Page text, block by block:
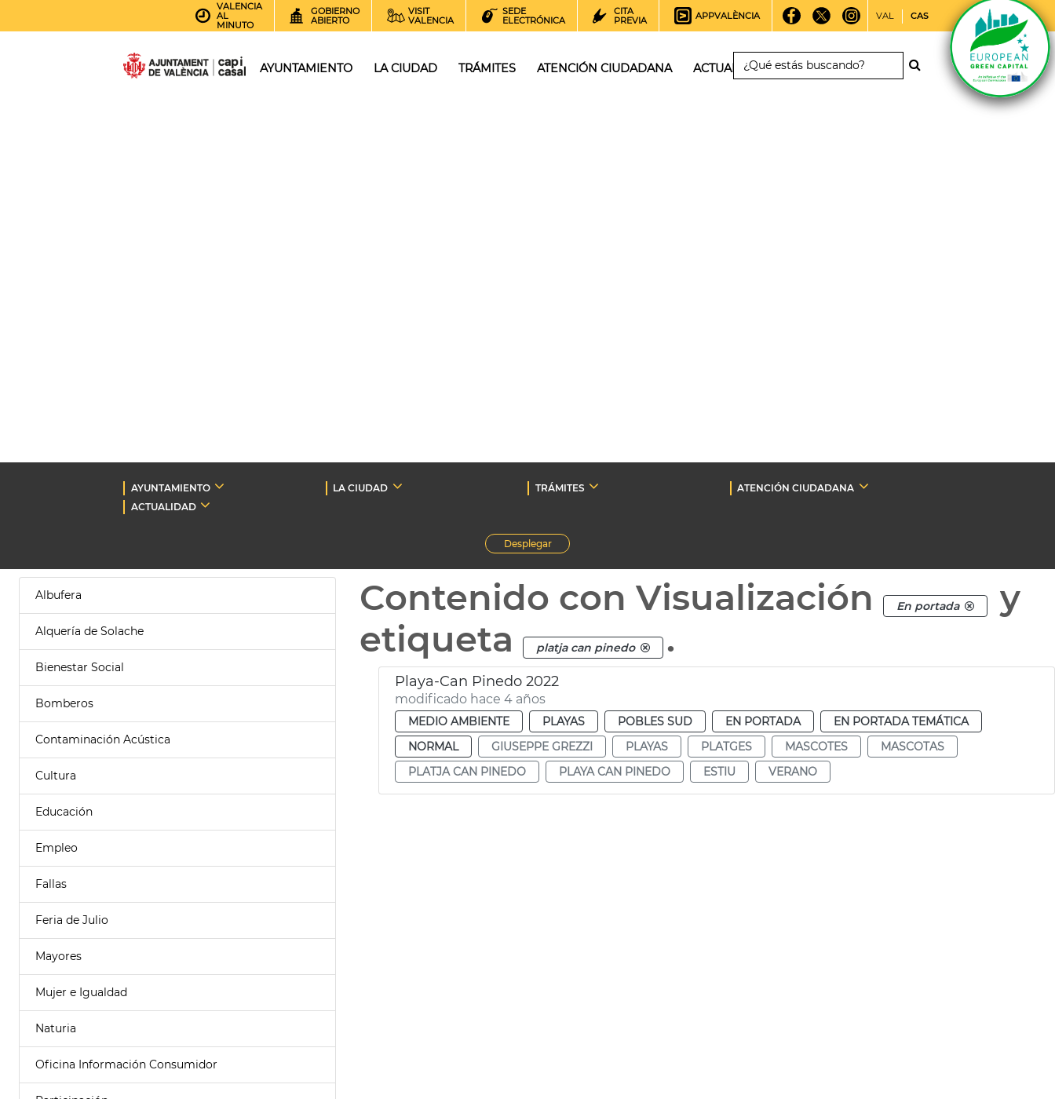
VALENCIA
AL
MINUTO
GOBIERNO
ABIERTO
VISIT
VALENCIA
SEDE
ELECTRÓNICA
CITA
PREVIA
APPVALÈNCIA VAL CAS
AYUNTAMIENTO LA CIUDAD TRÁMITES ATENCIÓN CIUDADANA ACTUALIDAD
AYUNTAMIENTO LA CIUDAD TRÁMITES
ATENCIÓN CIUDADANA
ACTUALIDAD
Desplegar
Albufera
Alquería de Solache
Bienestar Social
Bomberos
Contaminación Acústica
Cultura
Educación
Empleo
Fallas
Feria de Julio
Mayores
Mujer e Igualdad
Naturia
Oficina Información Consumidor
Contenido con Visualización En portada
y
etiqueta
platja can pinedo .
Playa-Can Pinedo 2022
modificado hace 4 años
MEDIO AMBIENTE PLAYAS POBLES SUD EN PORTADA
EN PORTADA TEMÁTICA
NORMAL
GIUSEPPE GREZZI PLAYAS PLATGES MASCOTES
MASCOTAS
PLATJA CAN PINEDO
PLAYA CAN PINEDO ESTIU VERANO